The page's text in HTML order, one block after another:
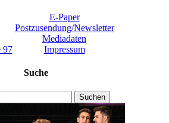
E-Paper
Postzusendung/Newsletter
Mediadaten
Impressum
Suche
Suchen